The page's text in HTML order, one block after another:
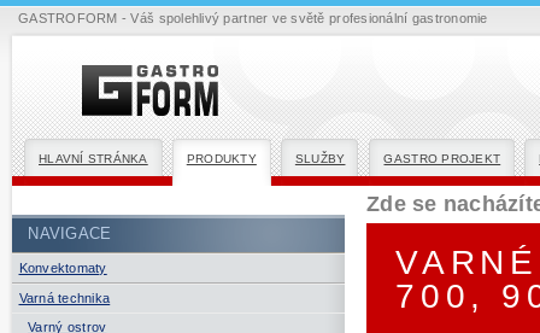
HLAVNÍ STRÁNKA PRODUKTY SLUŽBY GASTRO PROJEKT
NAVIGACE
Konvektomaty
Varná technika
Varný ostrov
Zde se
700,
GASTROFORM - Váš spolehlivý partner ve světě profesionální gastronomie